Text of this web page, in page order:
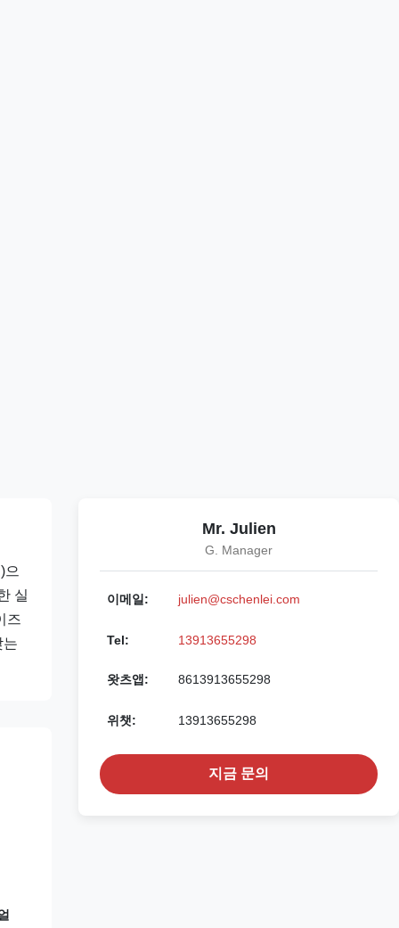
으
실
즈
는
Mr. Julien
G. Manager
이메일: julien@cschenlei.com
Tel: 13913655298
왓츠앱: 8613913655298
위챗: 13913655298
지금 문의